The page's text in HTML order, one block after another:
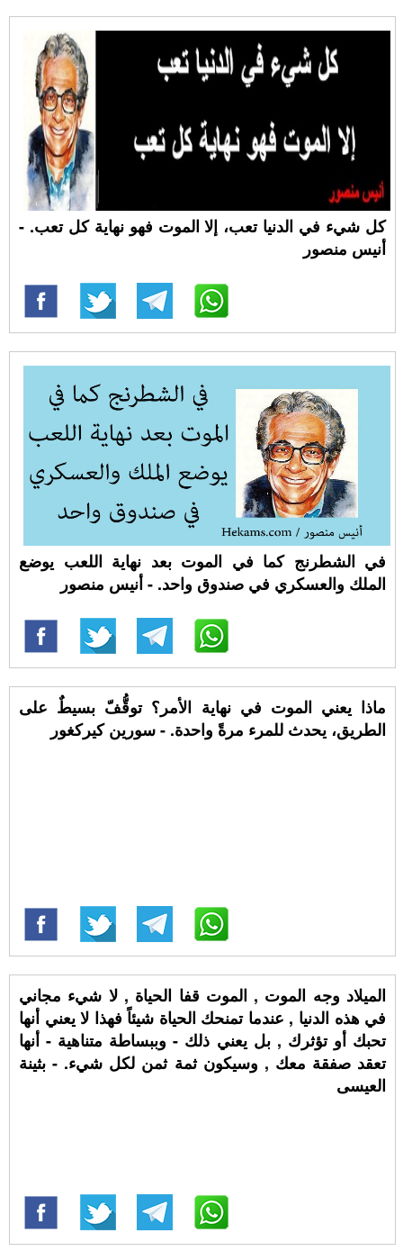
كل شيء في الدنيا تعب، إلا الموت فهو نهاية كل تعب. -
أنيس منصور
في الشطرنج كما في الموت بعد نهاية اللعب يوضع
الملك والعسكري في صندوق واحد. - أنيس منصور
ماذا يعني الموت في نهاية الأمر؟ توقُّفّ بسيطٌ على
الطريق، يحدث للمرء مرةً واحدة. - سورين كيركغور
الميلاد وجه الموت , الموت قفا الحياة , لا شيء مجاني
في هذه الدنيا , عندما تمنحك الحياة شيئاً فهذا لا يعني أنها
تحبك أو تؤثرك , بل يعني ذلك - وببساطة متناهية - أنها
تعقد صفقة معك , وسيكون ثمة ثمن لكل شيء. - بثينة
العيسى